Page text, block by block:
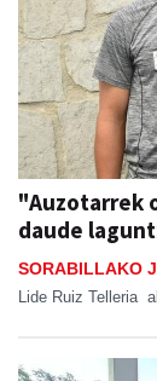
"Auzotarrek
daude
SORABILLAKO
Lide Ruiz Telleria